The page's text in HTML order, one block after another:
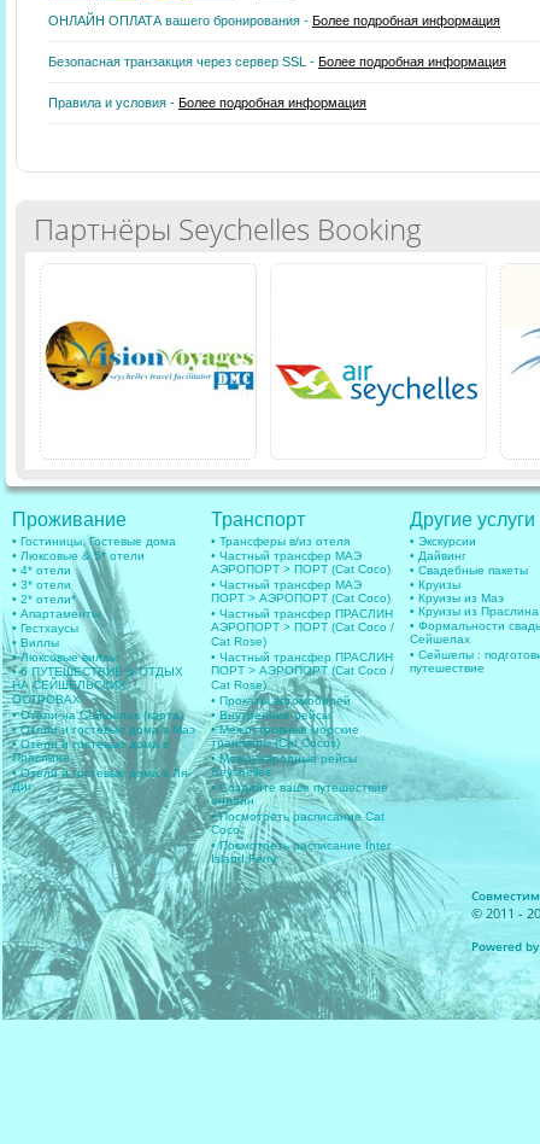
ОНЛАЙН ОПЛАТА вашего бронирования - Более подробная информация
Безопасная транзакция через сервер SSL - Более подробная информация
Правила и условия - Более подробная информация
Партнёры Seychelles Booking
Проживание
• Гостиницы, Гостевые дома
• Люксовые & 5* отели
• 4* отели
• 3* отели
• 2* отели*
• Апартаменты
• Гестхаусы
• Виллы
• Люксовые виллы
• 6 ПУТЕШЕСТВИЕ & ОТДЫХ
НА СЕЙШЕЛЬСКИХ
ОСТРОВАХ
• Отели на Сейшелах (карта)
• Отели и гостевые дома в Маэ
• Отели и гостевые дома в
Праслине
• Отели и гостевые дома в Ля-
Диг
Транспорт
• Трансферы в/из отеля
• Частный трансфер МАЭ
АЭРОПОРТ > ПОРТ (Cat Coco)
• Частный трансфер МАЭ
ПОРТ > АЭРОПОРТ (Cat Coco)
• Частный трансфер ПРАСЛИН
АЭРОПОРТ > ПОРТ (Cat Coco /
Cat Rose)
• Частный трансфер ПРАСЛИН
ПОРТ > АЭРОПОРТ (Cat Coco /
Cat Rose)
• Прокаты автомобилей
• Внутренние рейсы
• Межостровные морские
транферы (Cat Cocos)
• Международные рейсы
Seychelles
• Создайте ваше путешествие
онлайн
• Посмотреть расписание Cat
Coco
• Посмотреть расписание Inter
Island Ferry
Другие услуги
• Экскурсии
• Дайвинг
• Свадебные пакеты
• Круизы
• Круизы из Маэ
• Круизы из Праслина
• Формальности
Сейшелах
• Сейшелы :
путешествие
© 2011 -
Powered by